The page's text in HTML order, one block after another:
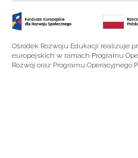
Ośrodek Rozwoju Edukacji realizuje
europejskich w ramach Programu
Rozwój oraz Programu Operacyjnego